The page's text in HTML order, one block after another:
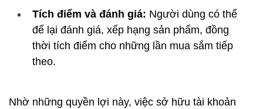
Tích điểm và đánh giá: Người dùng có thể
để lại đánh giá, xếp hạng sản phẩm, đồng
thời tích điểm cho những lần mua sắm tiếp
theo.
Nhờ những quyền lợi này, việc sở hữu tài khoản